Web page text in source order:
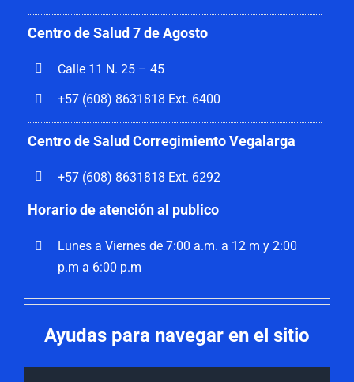
Centro de Salud 7 de Agosto
Calle 11 N. 25 – 45
+57 (608) 8631818 Ext. 6400
Centro de Salud Corregimiento Vegalarga
+57 (608) 8631818 Ext. 6292
Horario de atención al publico
Lunes a Viernes de 7:00 a.m. a 12 m y 2:00
p.m a 6:00 p.m
Ayudas para navegar en el sitio